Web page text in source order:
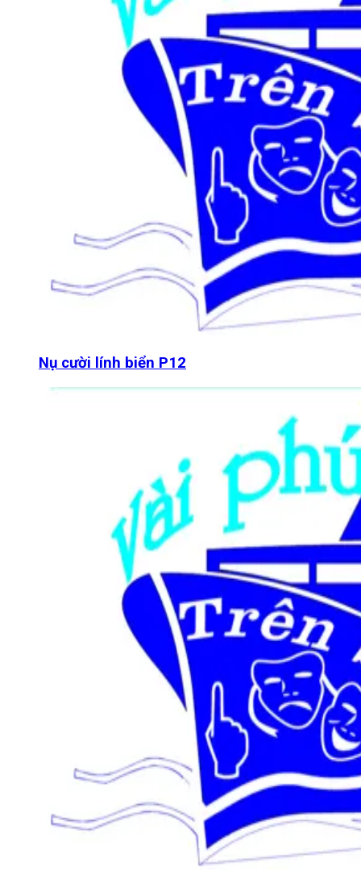
Nụ cười lính biển P12